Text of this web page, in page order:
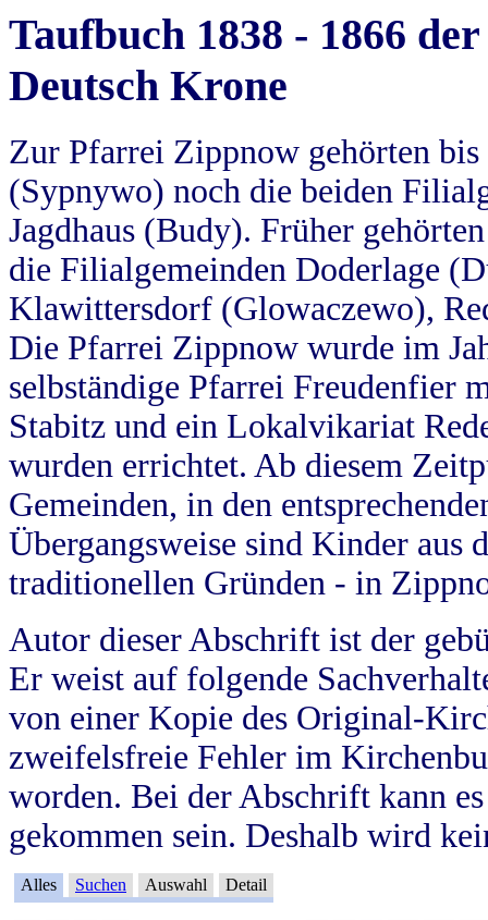
Taufbuch 1838 - 1866
Deutsch Krone
Zur Pfarrei Zippnow gehörten
(Sypnywo) noch die beiden
Jagdhaus (Budy). Früher
die Filialgemeinden Doderlage
Klawittersdorf (Glowaczewo),
Die Pfarrei Zippnow wurde im
selbständige Pfarrei Freudenfier
Stabitz und ein Lokalvikariat
wurden errichtet. Ab diesem
Gemeinden, in den
Übergangsweise sind Kinder aus
traditionellen Gründen - in
Autor dieser Abschrift ist der
Er weist auf folgende
von einer Kopie des Original-
zweifelsfreie Fehler im
worden. Bei der Abschrift kann
gekommen sein. Deshalb wird
Alles Suchen Auswahl Detail